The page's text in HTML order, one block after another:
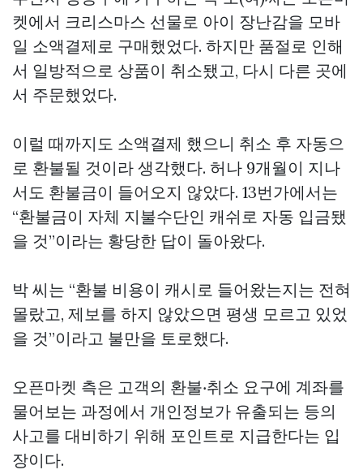
켓에서 크리스마스 선물로 아이 장난감을 모바
일 소액결제로 구매했었다. 하지만 품절로 인해
서 일방적으로 상품이 취소됐고, 다시 다른 곳에
서 주문했었다.
이럴 때까지도 소액결제 했으니 취소 후 자동으
로 환불될 것이라 생각했다. 허나 9개월이 지나
서도 환불금이 들어오지 않았다. 13번가에서는
“환불금이 자체 지불수단인 캐쉬로 자동 입금됐
을 것”이라는 황당한 답이 돌아왔다.
박 씨는 “환불 비용이 캐시로 들어왔는지는 전혀
몰랐고, 제보를 하지 않았으면 평생 모르고 있었
을 것”이라고 불만을 토로했다.
오픈마켓 측은 고객의 환불‧취소 요구에 계좌를
물어보는 과정에서 개인정보가 유출되는 등의
사고를 대비하기 위해 포인트로 지급한다는 입
장이다.